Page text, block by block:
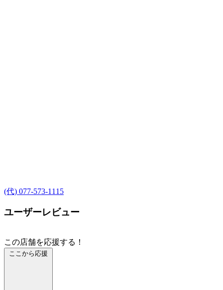
(代) 077-573-1115
ユーザーレビュー
この店舗を応援する！
ここから応援